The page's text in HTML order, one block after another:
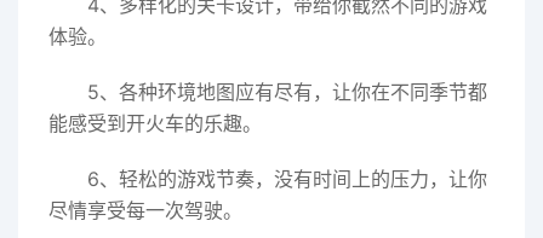
4、多样化的关卡设计，带给你截然不同的游戏
体验。
5、各种环境地图应有尽有，让你在不同季节都
能感受到开火车的乐趣。
6、轻松的游戏节奏，没有时间上的压力，让你
尽情享受每一次驾驶。